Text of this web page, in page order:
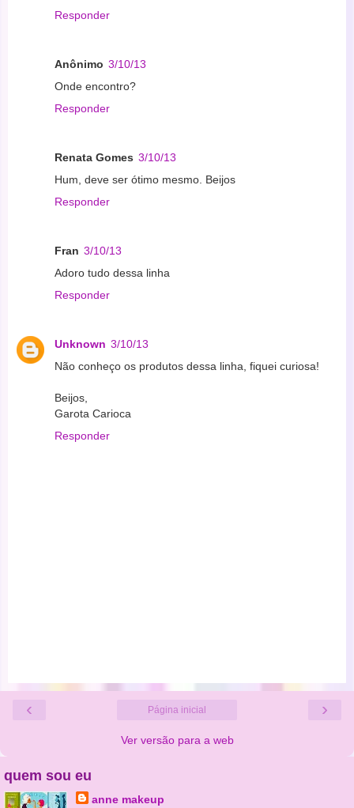
Responder
Anônimo 3/10/13
Onde encontro?
Responder
Renata Gomes 3/10/13
Hum, deve ser ótimo mesmo. Beijos
Responder
Fran 3/10/13
Adoro tudo dessa linha
Responder
Unknown 3/10/13
Não conheço os produtos dessa linha, fiquei curiosa!
Beijos,
Garota Carioca
Responder
‹ ›
Página inicial
Ver versão para a web
quem sou eu
anne makeup